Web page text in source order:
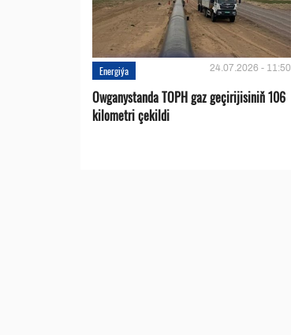
Energiýa 24.07.2026 - 11:50
Owganystanda TOPH gaz geçirijisiniň 106
kilometri çekildi